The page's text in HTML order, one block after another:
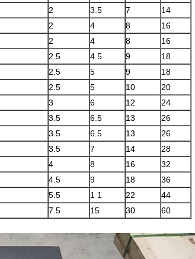
2 3.5 7
14
2 4 8
16
2 4 8
16
2.5 4.5 9
18
2.5 5 9
18
2.5 5 10
20
3 6 12
24
3.5 6.5 13
26
3.5 6.5 13
26
3.5 7 14
28
4 8 16
32
4.5 9 18
36
5.5 1 1 22
44
7.5 15 30 60